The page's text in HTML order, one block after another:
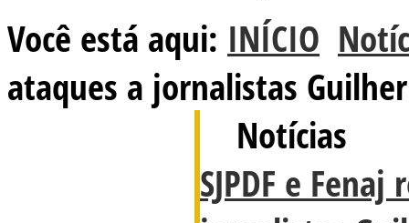
Você está aqui: INÍCIO
ataques a jornalistas
Notícias
SJPDF e